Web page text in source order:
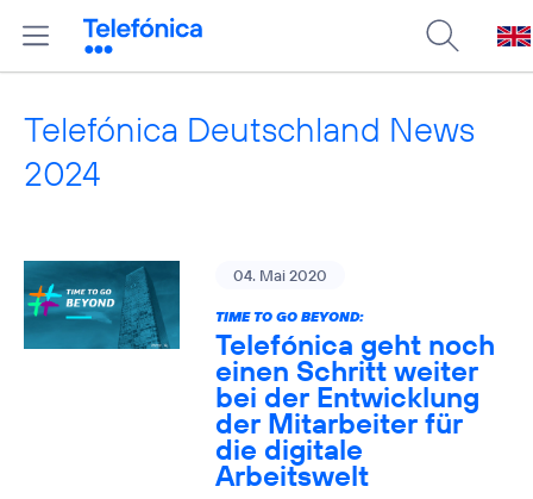
Telefónica Deutschland News
2024
04. Mai 2020
TIME TO GO BEYOND:
Telefónica geht noch
einen Schritt weiter
bei der Entwicklung
der Mitarbeiter für
die digitale
Arbeitswelt